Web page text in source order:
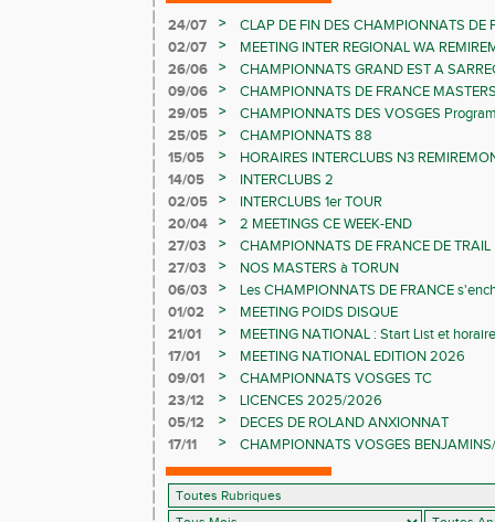
24/07 >
CLAP DE FIN DES CHAMPIONNATS DE
LES CHAMPIONNATS ELITE
02/07 >
MEETING INTER REGIONAL WA
26/06
>
CHAMPIONNATS GRAND EST A
09/06
>
CHAMPIONNATS DE FRANCE
29/05
>
CHAMPIONNATS DES VOSGES
25/05
>
CHAMPIONNATS 88
15/05
>
HORAIRES INTERCLUBS N3
14/05
>
INTERCLUBS 2
02/05
>
INTERCLUBS 1er TOUR
20/04
>
2 MEETINGS CE WEEK-END
27/03
>
CHAMPIONNATS DE FRANCE DE TRAIL
27/03
>
NOS MASTERS à TORUN
06/03
>
Les CHAMPIONNATS DE FRANCE
01/02
>
MEETING POIDS DISQUE
21/01
>
MEETING NATIONAL : Start List et
17/01
>
MEETING NATIONAL EDITION 2026
09/01
>
CHAMPIONNATS VOSGES TC
23/12
>
LICENCES 2025/2026
05/12
>
DECES DE ROLAND ANXIONNAT
17/11
> CHAMPIONNATS VOSGES